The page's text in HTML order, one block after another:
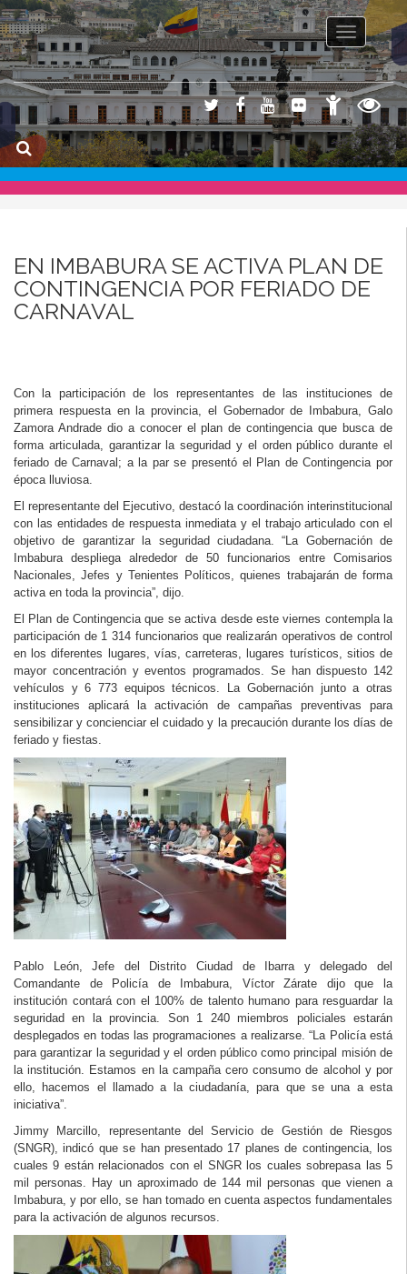
Toggle
EN IMBABURA SE ACTIVA PLAN DE
CONTINGENCIA POR FERIADO DE
CARNAVAL
Con la participación de los representantes de las instituciones de
primera respuesta en la provincia, el Gobernador de Imbabura, Galo
Zamora Andrade dio a conocer el plan de contingencia que busca de
forma articulada, garantizar la seguridad y el orden público durante el
feriado de Carnaval; a la par se presentó el Plan de Contingencia por
época lluviosa.
El representante del Ejecutivo, destacó la coordinación interinstitucional
con las entidades de respuesta inmediata y el trabajo articulado con el
objetivo de garantizar la seguridad ciudadana. “La Gobernación de
Imbabura despliega alrededor de 50 funcionarios entre Comisarios
Nacionales, Jefes y Tenientes Políticos, quienes trabajarán de forma
activa en toda la provincia”, dijo.
El Plan de Contingencia que se activa desde este viernes contempla la
participación de 1 314 funcionarios que realizarán operativos de control
en los diferentes lugares, vías, carreteras, lugares turísticos, sitios de
mayor concentración y eventos programados. Se han dispuesto 142
vehículos y 6 773 equipos técnicos. La Gobernación junto a otras
instituciones aplicará la activación de campañas preventivas para
sensibilizar y concienciar el cuidado y la precaución durante los días de
feriado y fiestas.
Pablo León, Jefe del Distrito Ciudad de Ibarra y delegado del
Comandante de Policía de Imbabura, Víctor Zárate dijo que la
institución contará con el 100% de talento humano para resguardar la
seguridad en la provincia. Son 1 240 miembros policiales estarán
desplegados en todas las programaciones a realizarse. “La Policía está
para garantizar la seguridad y el orden público como principal misión de
la institución. Estamos en la campaña cero consumo de alcohol y por
ello, hacemos el llamado a la ciudadanía, para que se una a esta
iniciativa”.
Jimmy Marcillo, representante del Servicio de Gestión de Riesgos
(SNGR), indicó que se han presentado 17 planes de contingencia, los
cuales 9 están relacionados con el SNGR los cuales sobrepasa las 5
mil personas. Hay un aproximado de 144 mil personas que vienen a
Imbabura, y por ello, se han tomado en cuenta aspectos fundamentales
para la activación de algunos recursos.